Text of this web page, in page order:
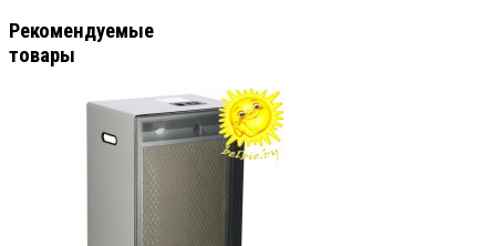
Рекомендуемые
товары